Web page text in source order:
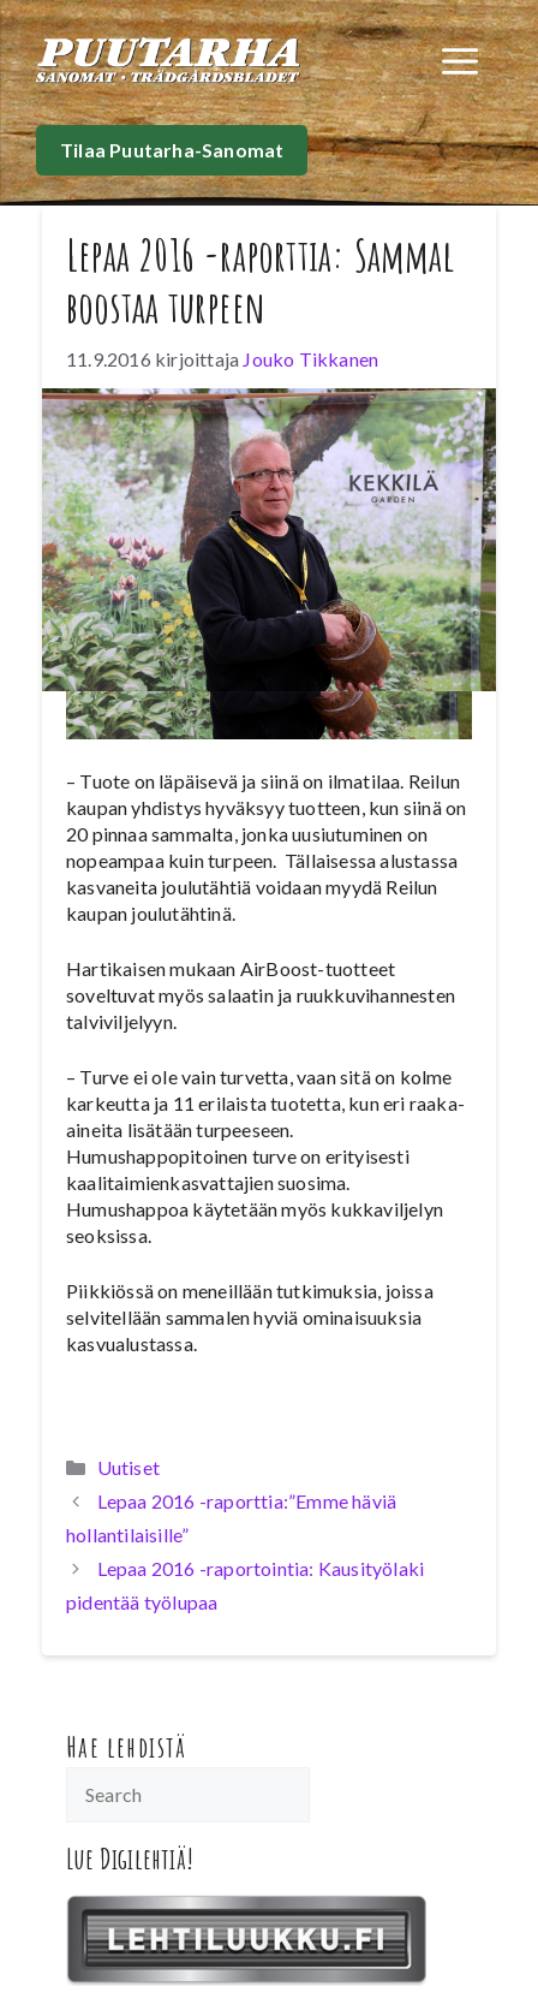
Siirry
sisältöön
Tilaa Puutarha-Sanomat
Lepaa 2016 -raporttia: Sammal
boostaa turpeen
11.9.2016 kirjoittaja Jouko Tikkanen
KekkilänJarmo Hartikainenesitteli AirBoost-
sammaltuotteita. Joulutähtiseokseen tulee 80
prosenttia turvetta ja 20 prosenttia sammalta.
– Tuote on läpäisevä ja siinä on ilmatilaa. Reilun
kaupan yhdistys hyväksyy tuotteen, kun siinä on
20 pinnaa sammalta, jonka uusiutuminen on
nopeampaa kuin turpeen. Tällaisessa alustassa
kasvaneita joulutähtiä voidaan myydä Reilun
kaupan joulutähtinä.
Hartikaisen mukaan AirBoost-tuotteet
soveltuvat myös salaatin ja ruukkuvihannesten
talviviljelyyn.
– Turve ei ole vain turvetta, vaan sitä on kolme
karkeutta ja 11 erilaista tuotetta, kun eri raaka-
aineita lisätään turpeeseen.
Humushappopitoinen turve on erityisesti
kaalitaimienkasvattajien suosima.
Humushappoa käytetään myös kukkaviljelyn
seoksissa.
Piikkiössä on meneillään tutkimuksia, joissa
selvitellään sammalen hyviä ominaisuuksia
kasvualustassa.
Kategoriat
Uutiset
Lepaa 2016 -raporttia:”Emme häviä
hollantilaisille”
Lepaa 2016 -raportointia: Kausityölaki
pidentää työlupaa
Hae lehdistä
Lue Digilehtiä!